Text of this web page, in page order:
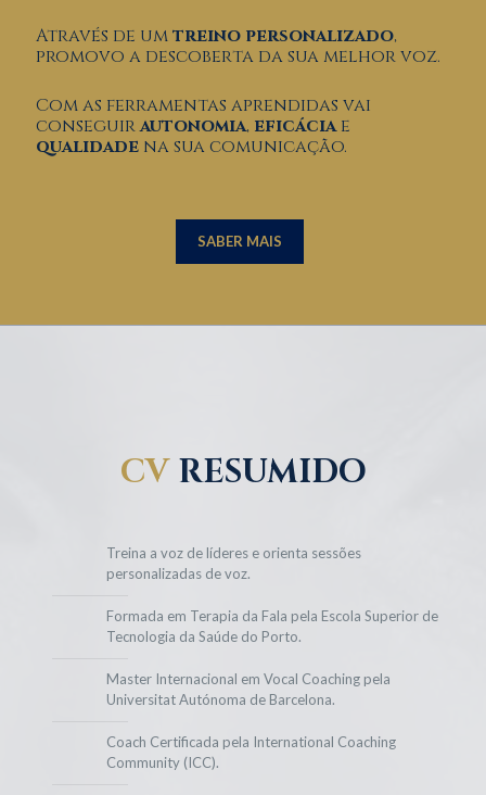
Através de umtreino personalizado,
promovo a descoberta da sua melhor voz.
Com as ferramentas aprendidas vai
conseguirautonomia, eficáciae
qualidade na sua comunicação.
SABER MAIS
CVRESUMIDO
Treina a voz de líderes e orienta sessões
personalizadas de voz.
Formada em Terapia da Fala pela Escola Superior de
Tecnologia da Saúde do Porto.
Master Internacional em Vocal Coaching pela
Universitat Autónoma de Barcelona.
Coach Certificada pela International Coaching
Community (ICC).